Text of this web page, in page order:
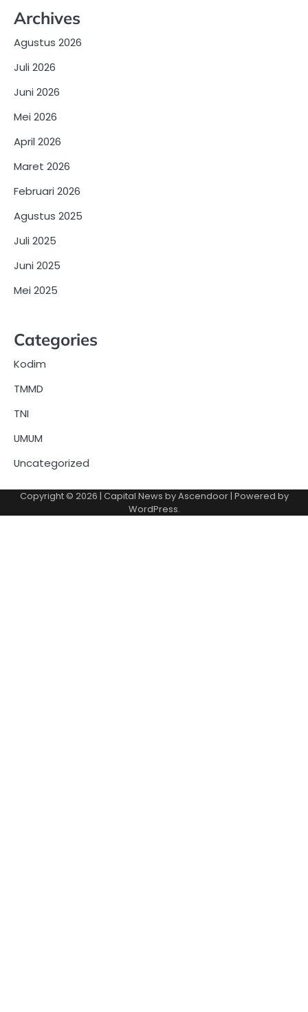
Archives
Agustus 2026
Juli 2026
Juni 2026
Mei 2026
April 2026
Maret 2026
Februari 2026
Agustus 2025
Juli 2025
Juni 2025
Mei 2025
Categories
Kodim
TMMD
TNI
UMUM
Uncategorized
Copyright © 2026 | Capital News byAscendoor| Powered by
WordPress.